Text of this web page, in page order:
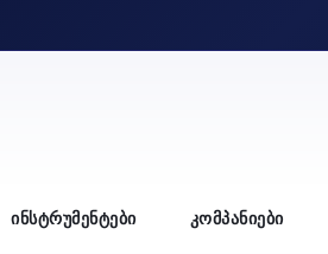
ᲘᲜᲡᲢᲠᲣᲛᲔᲜᲢᲔᲑᲘ ᲙᲝᲛᲞᲐᲜᲘᲔᲑᲘ